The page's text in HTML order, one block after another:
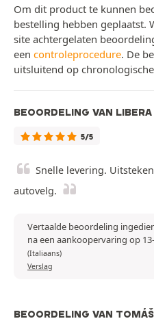
Om dit product te kunnen
bestelling hebben geplaatst.
site achtergelaten
een controleprocedure. De
uitsluitend op
BEOORDELING VAN LIBERA
5/5
Snelle levering.
autovelg.
Vertaalde beoordeling
na een aankoopervaring op
(Italiaans)
Verslag
BEOORDELING VAN TOMÁŠ